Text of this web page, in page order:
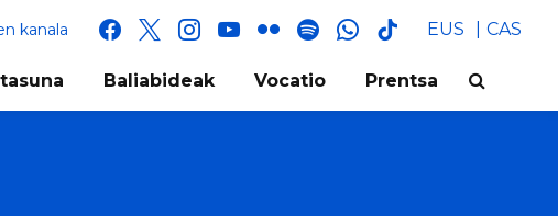
kanala facebook
x instagram
youtube
flickr spotifywhatsapp
tik
EUS CAS
Baliabideak Vocatio Prentsa